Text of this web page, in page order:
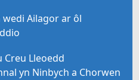
wedi Ailagor ar ôl
Creu Lleoedd
yn Ninbych a Chorwen